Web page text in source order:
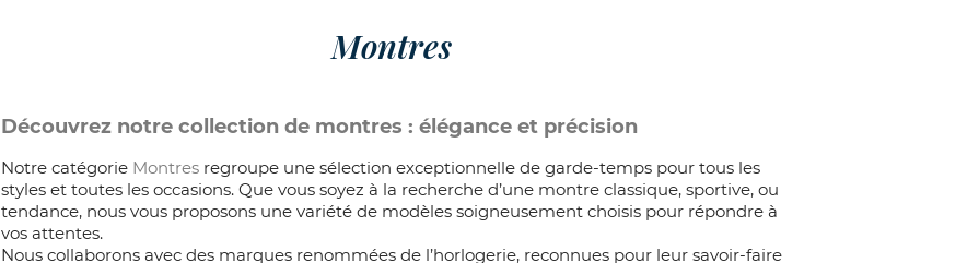
Montres
Découvrez notre collection de montres : élégance et précision
Notre catégorie Montres regroupe une sélection exceptionnelle de garde-temps pour tous les
styles et toutes les occasions. Que vous soyez à la recherche d’une montre classique, sportive, ou
tendance, nous vous proposons une variété de modèles soigneusement choisis pour répondre à
vos attentes.
Nous collaborons avec des marques renommées de l’horlogerie, reconnues pour leur savoir-faire